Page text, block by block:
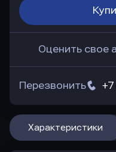
Оценить свое
Перезвонить
Характеристики